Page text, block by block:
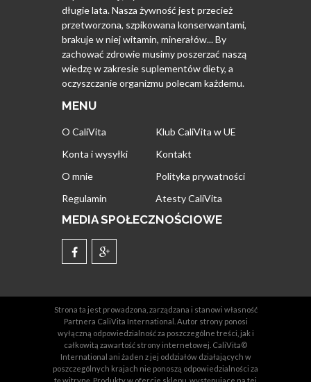
długie lata. Nasza żywność jest przecież
przetworzona, szpikowana konserwantami,
brakuje w niej witamin, minerałów... By
zachować zdrowie musimy poszerzać naszą
wiedzę w zakresie suplementów diety, a
oczyszczanie organizmu polecam każdemu.
MENU
O CaliVita
Klub CaliVita w UE
Konta i wysyłki
Kontakt
O mnie
Polityka prywatności
Regulamin
Atesty CaliVita
MEDIA SPOŁECZNOŚCIOWE
Strona ta jest prowadzona, zarządzana i stanowi własność
Partnera CaliVita International. Autor strony ponosi
wyłączną odpowiedzialność za poszczególne treści, jak i
całkowitą zawartość strony internetowej. CaliVita©
International ani żaden z jej oddziałów działających w
poszczególnych krajach nie ponoszą odpowiedzialności za